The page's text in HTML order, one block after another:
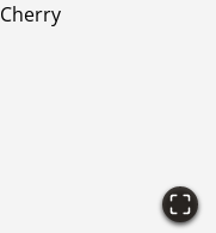
Cherry